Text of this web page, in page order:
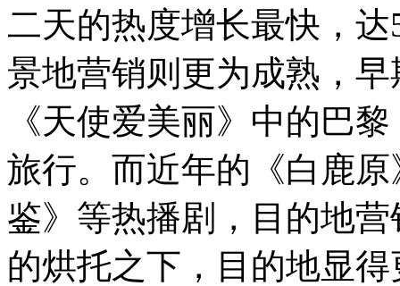
二天的热度增长最快，
景地营销则更为成熟，
《天使爱美丽》中的巴
旅行。而近年的《白鹿
鉴》等热播剧，目的地
的烘托之下，目的地显